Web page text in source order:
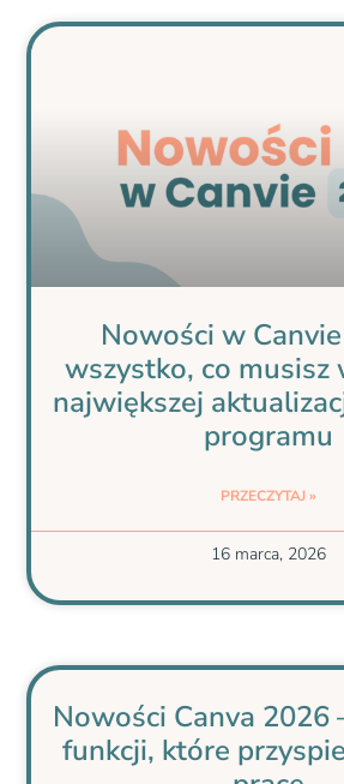
Nowości w
wszystko, co musisz
największej
programu
PRZECZYTAJ »
16 marca, 2026
Nowości Canva 2026
funkcji, które